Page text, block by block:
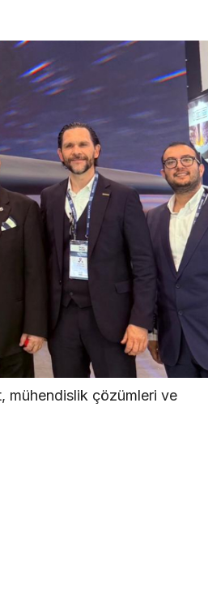
mühendislik çözümleri ve